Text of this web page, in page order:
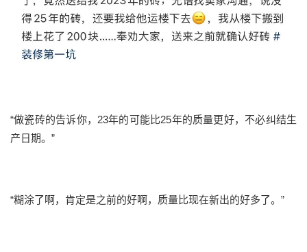
“做瓷砖的告诉你，23年的可能比25年的质量更好，不必纠结生
产日期。”
“糊涂了啊，肯定是之前的好啊，质量比现在新出的好多了。”